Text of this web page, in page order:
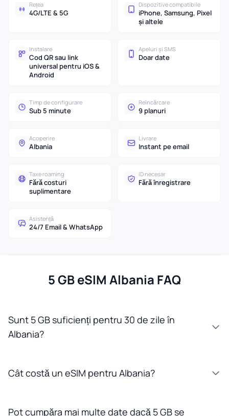
Rețea
4G/LTE & 5G
Dispozitive compatibile
iPhone, Samsung, Pixel
și altele
Instalare
Cod QR sau link
universal pentru iOS &
Android
Apeluri și SMS
Doar date
Timp de configurare
Sub 5 minute
Reîncărcare
9 planuri
Acoperire
Albania
Livrare
Instant pe email
Taxe roaming
Fără costuri
suplimentare
ID necesar
Fără înregistrare
Asistență
24/7 Email & WhatsApp
5 GB eSIM Albania FAQ
Sunt 5 GB suficienți pentru 30 de zile în
Albania?
Cât costă un eSIM pentru Albania?
Pot cumpăra mai multe date dacă 5 GB se